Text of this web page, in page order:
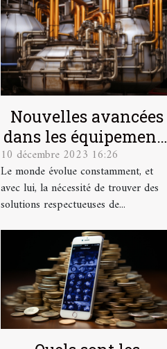
Nouvelles avancées
dans les équipements
de débouchage
écologiques et
efficaces
10 décembre 2023 16:26
Le monde évolue constamment, et
avec lui, la nécessité de trouver des
solutions respectueuses de...